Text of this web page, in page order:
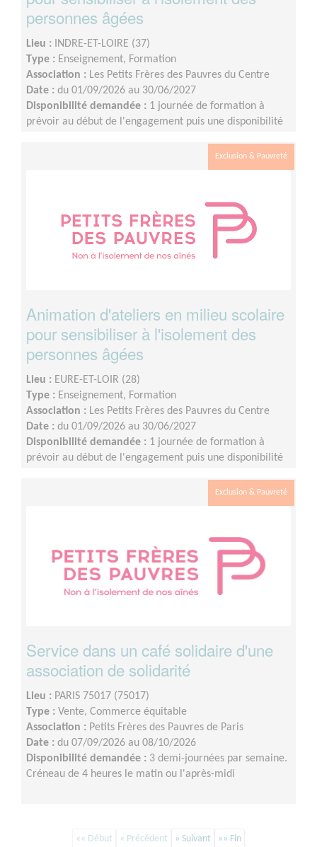
personnes âgées
Lieu : INDRE-ET-LOIRE (37)
Type : Enseignement, Formation
Association : Les Petits Frères des Pauvres du Centre
Date : du 01/09/2026 au 30/06/2027
Disponibilité demandée : 1 journée de formation à
prévoir au début de l'engagement puis une disponibilité
Exclusion & Pauvreté
Animation d'ateliers en milieu scolaire
pour sensibiliser à l'isolement des
personnes âgées
Lieu : EURE-ET-LOIR (28)
Type : Enseignement, Formation
Association : Les Petits Frères des Pauvres du Centre
Date : du 01/09/2026 au 30/06/2027
Disponibilité demandée : 1 journée de formation à
prévoir au début de l'engagement puis une disponibilité
Exclusion & Pauvreté
Service dans un café solidaire d'une
association de solidarité
Lieu : PARIS 75017 (75017)
Type : Vente, Commerce équitable
Association : Petits Frères des Pauvres de Paris
Date : du 07/09/2026 au 08/10/2026
Disponibilité demandée : 3 demi-journées par semaine.
Créneau de 4 heures le matin ou l'après-midi
«« Début « Précédent » Suivant »» Fin